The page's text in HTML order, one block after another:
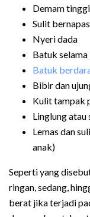
Demam
Sulit
Nyeri dada
Batuk
Batuk
Bibir dan
Kulit tampak
Linglung atau
Lemas dan
anak)
Seperti yang
ringan, sedang,
berat jika terjadi